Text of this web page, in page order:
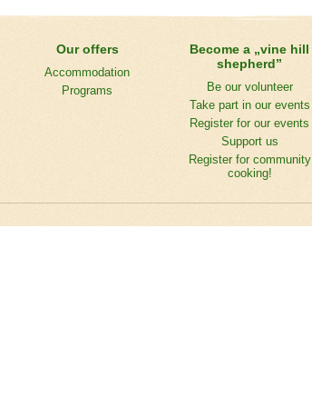
Our offers
Accommodation
Programs
Become a „vine hill
shepherd”
Be our volunteer
Take part in our events
Register for our events
Support us
Register for community
cooking!